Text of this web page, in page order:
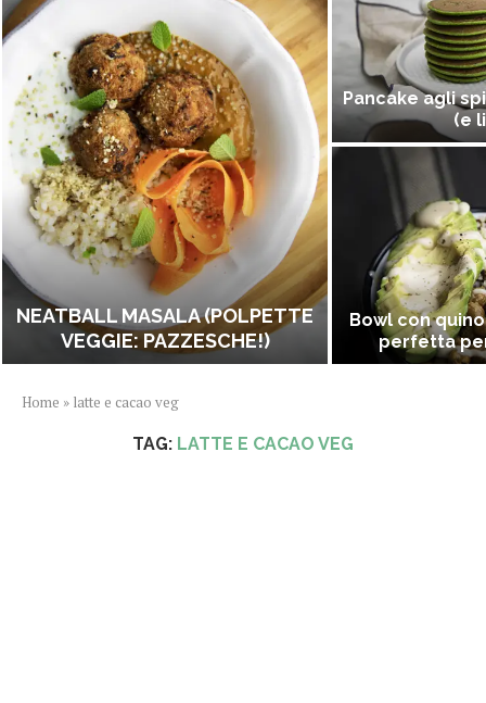
NEATBALL MASALA (POLPETTE
VEGGIE: PAZZESCHE!)
Pancake agli
(e
Bowl con
perfetta
Home » latte e cacao veg
TAG: LATTE E CACAO VEG